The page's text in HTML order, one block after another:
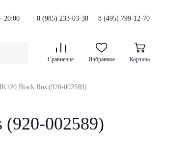
20:00 8 (985) 233-03-38 8 (495) 799-12-70
Сравнение Избранное Корзина
Black Rus (920-002589)
002589)